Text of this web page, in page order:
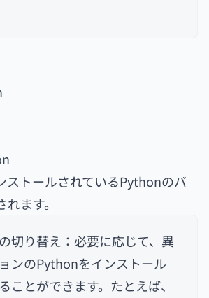
ストールされているPythonのバ
ます。
切り替え：必要に応じて、異
ンのPythonをインストール
ことができます。たとえば、